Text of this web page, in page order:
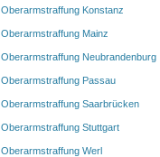
Oberarmstraffung Konstanz
Oberarmstraffung Mainz
Oberarmstraffung Neubrandenburg
Oberarmstraffung Passau
Oberarmstraffung Saarbrücken
Oberarmstraffung Stuttgart
Oberarmstraffung Werl